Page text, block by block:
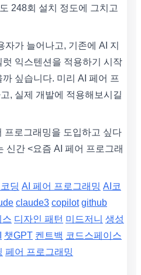
248회 설치 정도에 그치고
가 늘어나고, 기존에 AI 지
익스텐션을 적용하기 시작
싶습니다. 미리 AI 페어 프
, 실제 개발에 적용해보시길
프로그래밍을 도입하고 싶다
신간 <요즘 AI 페어 프로그래
딩 AI 페어 프로그래밍 AI코
claude3 copilot github
스 디자인 패턴 미드저니 생성
챗GPT 켄트백 코드스페이스
페어 프로그래밍